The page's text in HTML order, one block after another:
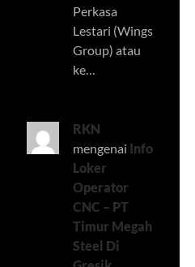
Perkasa
Lestari (Wings
Group) atau
ke…
RKN
mengenai Info
Loker
Operator
CNC – PT
Timur Megah
Steel Di